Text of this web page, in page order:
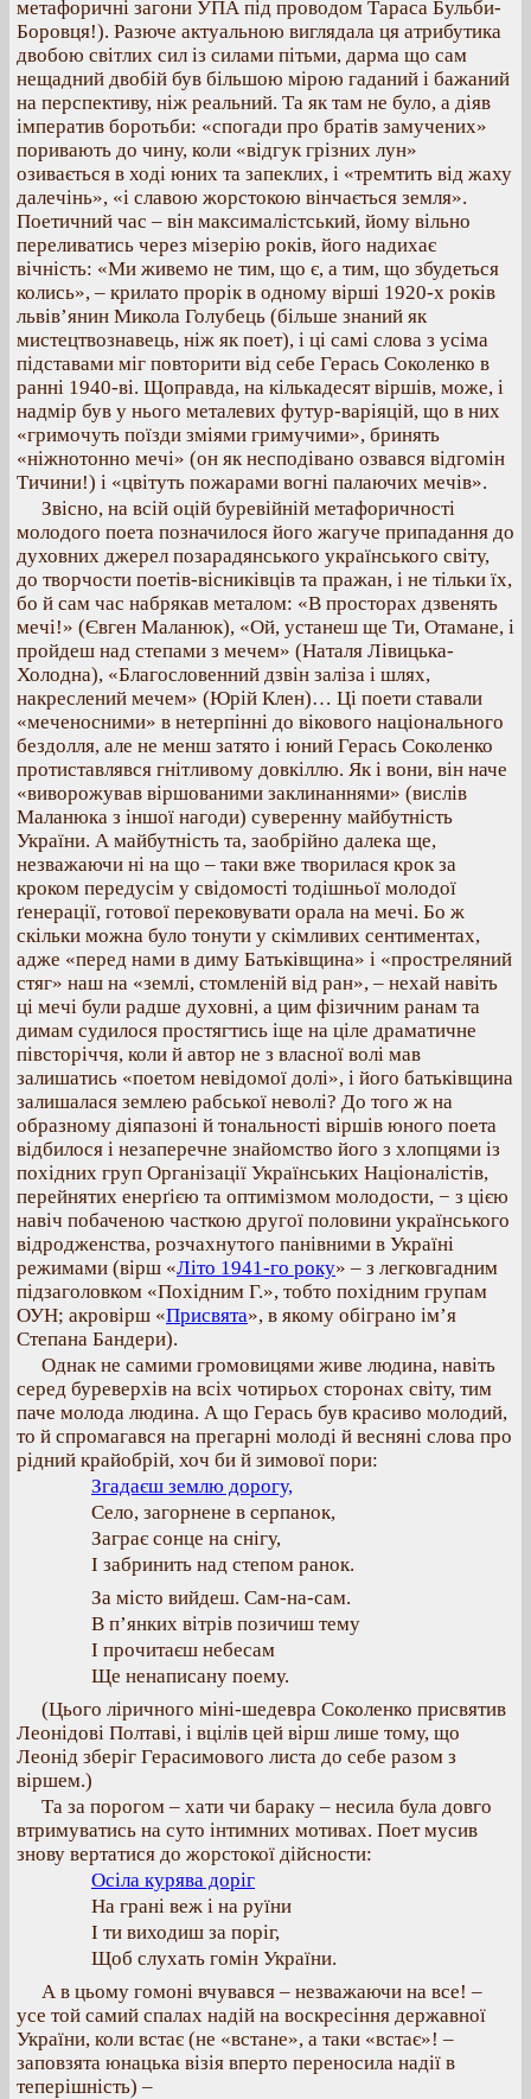
метафоричні загони УПА під проводом Тараса Бульби-
Боровця!). Разюче актуальною виглядала ця атрибутика
двобою світлих сил із силами пітьми, дарма що сам
нещадний двобій був більшою мірою гаданий і бажаний
на перспективу, ніж реальний. Та як там не було, а діяв
імператив боротьби: «спогади про братів замучених»
поривають до чину, коли «відгук грізних лун»
озивається в ході юних та запеклих, і «тремтить від жаху
далечінь», «і славою жорстокою вінчається земля».
Поетичний час – він максималістський, йому вільно
переливатись через мізерію років, його надихає
вічність: «Ми живемо не тим, що є, а тим, що збудеться
колись», – крилато прорік в одному вірші 1920-х років
львів’янин Микола Голубець (більше знаний як
мистецтвознавець, ніж як поет), і ці самі слова з усіма
підставами міг повторити від себе Герась Соколенко в
ранні 1940-ві. Щоправда, на кількадесят віршів, може, і
надмір був у нього металевих футур-варіяцій, що в них
«гримочуть поїзди зміями гримучими», бринять
«ніжнотонно мечі» (он як несподівано озвався відгомін
Тичини!) і «цвітуть пожарами вогні палаючих мечів».
Звісно, на всій оцій буревійній метафоричності
молодого поета позначилося його жагуче припадання до
духовних джерел позарадянського українського світу,
до творчости поетів-вісниківців та пражан, і не тільки їх,
бо й сам час набрякав металом: «В просторах дзвенять
мечі!» (Євген Маланюк), «Ой, устанеш ще Ти, Отамане, і
пройдеш над степами з мечем» (Наталя Лівицька-
Холодна), «Благословенний дзвін заліза і шлях,
накреслений мечем» (Юрій Клен)… Ці поети ставали
«меченосними» в нетерпінні до вікового національного
бездолля, але не менш затято і юний Герась Соколенко
протиставлявся гнітливому довкіллю. Як і вони, він наче
«виворожував віршованими заклинаннями» (вислів
Маланюка з іншої нагоди) суверенну майбутність
України. А майбутність та, заобрійно далека ще,
незважаючи ні на що – таки вже творилася крок за
кроком передусім у свідомості тодішньої молодої
ґенерації, готової перековувати орала на мечі. Бо ж
скільки можна було тонути у скімливих сентиментах,
адже «перед нами в диму Батьківщина» і «простреляний
стяг» наш на «землі, стомленій від ран», – нехай навіть
ці мечі були радше духовні, а цим фізичним ранам та
димам судилося простягтись іще на ціле драматичне
півсторіччя, коли й автор не з власної волі мав
залишатись «поетом невідомої долі», і його батьківщина
залишалася землею рабської неволі? До того ж на
образному діяпазоні й тональності віршів юного поета
відбилося і незаперечне знайомство його з хлопцями із
похідних груп Організації Українських Націоналістів,
перейнятих енерґією та оптимізмом молодости, − з цією
навіч побаченою часткою другої половини українського
відродженства, розчахнутого панівними в Україні
режимами (вірш «Літо 1941-го року» – з легковгадним
підзаголовком «Похідним Г.», тобто похідним групам
ОУН; акровірш «Присвята», в якому обіграно ім’я
Степана Бандери).
Однак не самими громовицями живе людина, навіть
серед буреверхів на всіх чотирьох сторонах світу, тим
паче молода людина. А що Герась був красиво молодий,
то й спромагався на прегарні молоді й весняні слова про
рідний крайобрій, хоч би й зимової пори:
Згадаєш землю дорогу,
Село, загорнене в серпанок,
Заграє сонце на снігу,
І забринить над степом ранок.
За місто вийдеш. Сам-на-сам.
В п’янких вітрів позичиш тему
І прочитаєш небесам
Ще ненаписану поему.
(Цього ліричного міні-шедевра Соколенко присвятив
Леонідові Полтаві, і вцілів цей вірш лише тому, що
Леонід зберіг Герасимового листа до себе разом з
віршем.)
Та за порогом – хати чи бараку – несила була довго
втримуватись на суто інтимних мотивах. Поет мусив
знову вертатися до жорстокої дійсности:
Осіла курява доріг
На грані веж і на руїни
І ти виходиш за поріг,
Щоб слухать гомін України.
А в цьому гомоні вчувався – незважаючи на все! –
усе той самий спалах надій на воскресіння державної
України, коли встає (не «встане», а таки «встає»! –
заповзята юнацька візія вперто переносила надії в
теперішність) –